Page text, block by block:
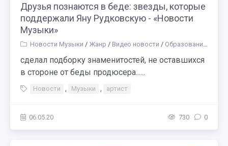
Друзья познаются в беде: звезды, которые
поддержали Яну Рудковскую - «Новости
Музыки»
Новости Музыки / Жанр / Видео новости / Образование /
сделал подборку знаменитостей, не оставшихся
в стороне от беды продюсера......
Новости , Музыки , артист
06.05.20 730 0